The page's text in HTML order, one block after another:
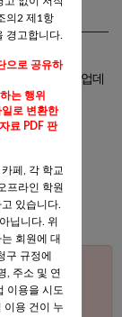
되었습니다
년도 강의 업데
되었습니다
지표시
의2 제1항
경고합니다.
으로 공유하
는 행위
로 변환한
료 PDF 판
페, 각 학교
프라인 학원
있습니다.
닙니다. 위
회원에 대
규정에
, 주소 및 연
이용을 시도
이용 건이 누